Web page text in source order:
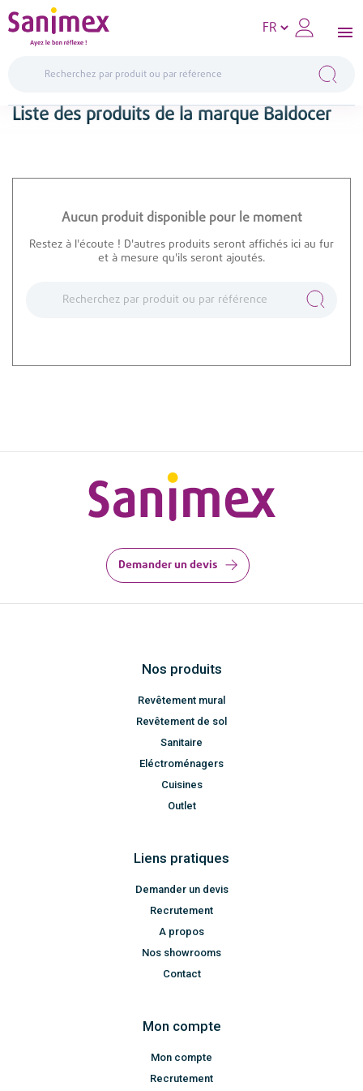
Liste des produits de la marque Baldocer
Aucun produit disponible pour le moment
Restez à l'écoute ! D'autres produits seront affichés ici au fur
et à mesure qu'ils seront ajoutés.
Demander un devis
Nos produits
Revêtement mural
Revêtement de sol
Sanitaire
Eléctroménagers
Cuisines
Outlet
Liens pratiques
Demander un devis
Recrutement
A propos
Nos showrooms
Contact
Mon compte
Mon compte
Recrutement